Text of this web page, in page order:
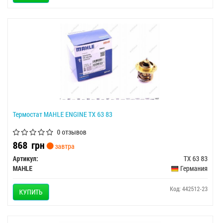
Термостат MAHLE ENGINE TX 63 83
0 отзывов
868 грн
завтра
Артикул:
TX 63 83
MAHLE
Германия
КУПИТЬ Код: 442512-23